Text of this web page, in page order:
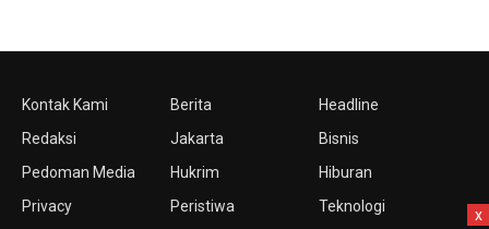
Kontak Kami
Redaksi
Pedoman Media
Privacy
Berita
Jakarta
Hukrim
Peristiwa
Headline
Bisnis
Hiburan
Teknologi
x